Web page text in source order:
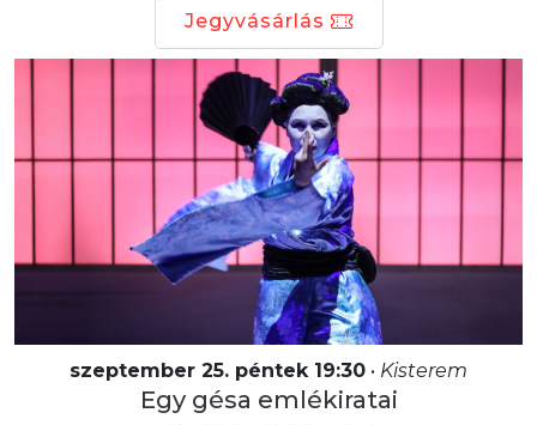
Jegyvásárlás
szeptember 25. péntek 19:30 • Kisterem
Egy gésa emlékiratai